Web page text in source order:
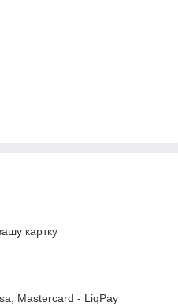
картку
Mastercard - LiqPay